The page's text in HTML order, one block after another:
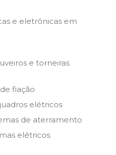
e eletrônicas em
e torneiras
fiação
elétricos
de aterramento
elétricos